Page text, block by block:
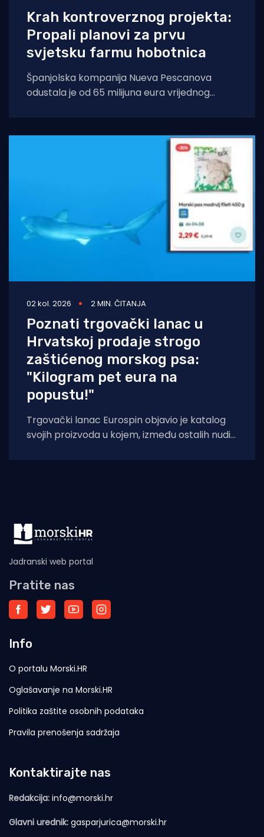
Krah kontroverznog projekta:
Propali planovi za prvu
svjetsku farmu hobotnica
Španjolska kompanija Nueva Pescanova
odustala je od 65 milijuna eura vrijednog
02 kol. 2026 2 MIN. ČITANJA
Poznati trgovački lanac u
Hrvatskoj prodaje strogo
zaštićenog morskog psa:
"Kilogram pet eura na
popustu!"
Trgovački lanac Eurospin objavio je katalog
svojih proizvoda u kojem, između ostalih nudi
Jadranski web portal
Pratite nas
Info
O portalu Morski.HR
Oglašavanje na Morski.HR
Politika zaštite osobnih podataka
Pravila prenošenja sadržaja
Kontaktirajte nas
Redakcija: info@morski.hr
Glavni urednik: gasparjurica@morski.hr